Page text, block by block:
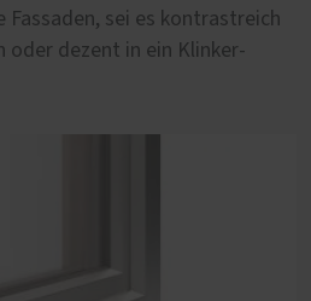
Fassaden, sei es kontrastreich
oder dezent in ein Klinker-
Behaglichkeit und